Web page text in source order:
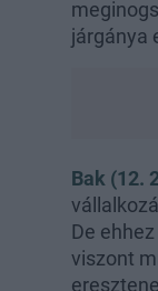
járgánya
Bak (12.
De
viszont